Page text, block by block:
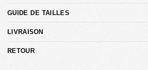
GUIDE DE TAILLES
LIVRAISON
RETOUR